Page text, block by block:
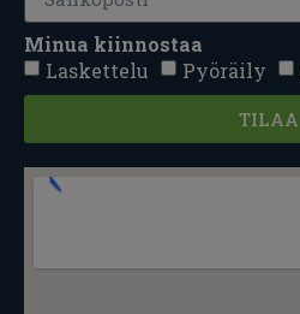
Minua kiinnostaa
Laskettelu
Pyöräily
TILAA